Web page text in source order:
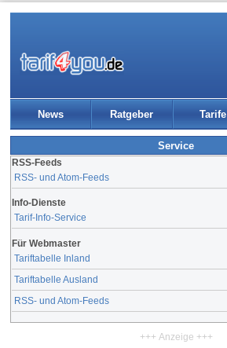
News Ratgeber Tarife
Service
RSS-Feeds
RSS- und Atom-Feeds
Info-Dienste
Tarif-Info-Service
Für Webmaster
Tariftabelle Inland
Tariftabelle Ausland
RSS- und Atom-Feeds
+++ Anzeige +++